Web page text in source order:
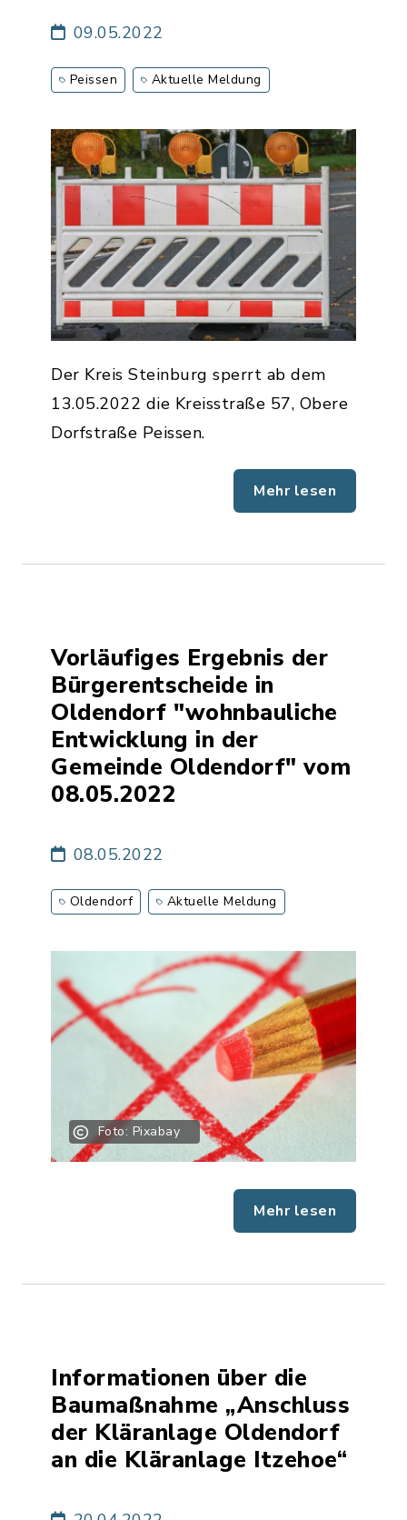
09.05.2022
Peissen Aktuelle Meldung
Der Kreis Steinburg sperrt ab dem
13.05.2022 die Kreisstraße 57, Obere
Dorfstraße Peissen.
Mehr lesen
Vorläufiges Ergebnis der
Bürgerentscheide in
Oldendorf "wohnbauliche
Entwicklung in der
Gemeinde Oldendorf" vom
08.05.2022
08.05.2022
Oldendorf Aktuelle Meldung
Foto: Pixabay
Mehr lesen
Informationen über die
Baumaßnahme „Anschluss
der Kläranlage Oldendorf
an die Kläranlage Itzehoe“